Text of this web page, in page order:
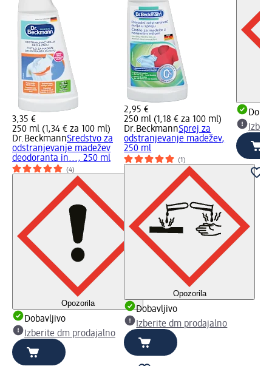
3,35 €
250 ml (1,34 € za 100 ml)
Dr.BeckmannSredstvo za
odstranjevanje madežev
deodoranta in..., 250 ml
(4)
Opozorila
Dobavljivo
Izberite dm prodajalno
2,95 €
250 ml (1,18 € za 100 ml)
Dr.BeckmannSprej za
odstranjevanje madežev,
250 ml
(1)
Opozorila
Dobavljivo
Izberite dm prodajalno